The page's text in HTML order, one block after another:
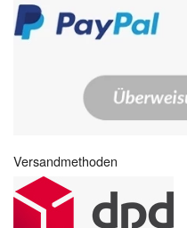
Versandmethoden